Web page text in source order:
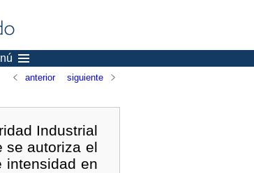
anterior siguiente
Industrial
se autoriza el
intensidad en